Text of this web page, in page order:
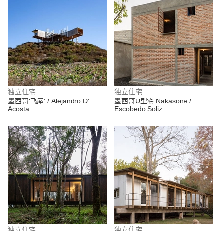
独立住宅
墨西哥‘飞屋’ / Alejandro D'
Acosta
独立住宅
墨西哥U型宅 Nakasone /
Escobedo Soliz